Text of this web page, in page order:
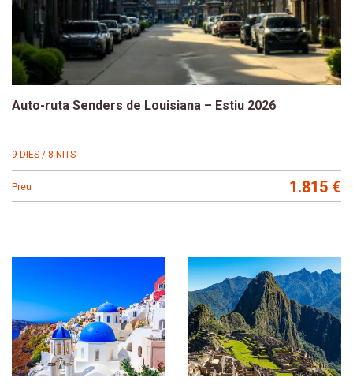
Auto-ruta Senders de Louisiana – Estiu 2026
9 DIES / 8 NITS
Preu 1.815 €